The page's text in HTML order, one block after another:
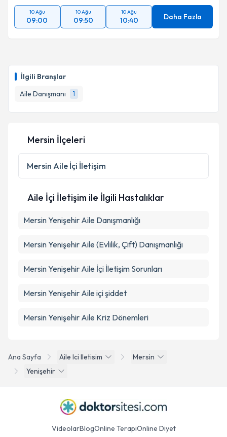
İlgili Branşlar
Aile Danışmanı
1
10 Ağu
09:00
10 Ağu
09:50
10 Ağu
10:40 Daha Fazla
Ana Sayfa Aile Ici Iletisim
Mersin
Yenişehir
Mersin İlçeleri
Mersin Aile İçi İletişim
Aile İçi İletişim ile İlgili Hastalıklar
Mersin Yenişehir Aile Danışmanlığı
Mersin Yenişehir Aile (Evlilik, Çift) Danışmanlığı
Mersin Yenişehir Aile İçi İletişim Sorunları
Mersin Yenişehir Aile içi şiddet
Mersin Yenişehir Aile Kriz Dönemleri
VideolarBlogOnline TerapiOnline Diyet